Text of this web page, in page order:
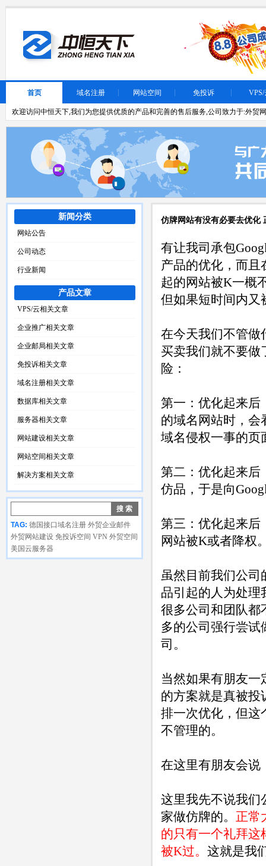
首页 域名注册 网站空间 免投诉 VPS/
欢迎访问中恒天下,我们为您提供优质的产品和完善的售后服务,公司致力于:外贸
新闻分类
网站公告
公司动态
行业新闻
产品文章
VPS/云相关文章
企业推广相关文章
企业邮局相关文章
免投诉相关文章
域名注册相关文章
数据库相关文章
服务器相关文章
网站建设相关文章
网站空间相关文章
解决方案相关文章
TAG: 德国接口域名注册 外贸企业邮件
外贸网站建设 免投诉空间 VPN 外贸空间
美国云服务器
仿牌网站有没有必要去优化
有让我司承包
产品的优化，而且
起的网站被K一概
但如果短时间内又
在今天我们不管做
买卖我们就不要做
险：
第一：优化起来后
的域名网站时，会
域名侵权一事的页
第二：优化起来后
仿品，于是向
第三：优化起来后
网站被K或者降权
虽然目前我们公司
品引起的人为处理
很多公司和团队都
多的公司强行尝试
司。
当然如果有朋友
的方案就是真被投
排一次优化，但这
不管理的。
在这里有朋友会说
这里我先不说我们
家做仿牌的。 正常
的只有一个礼拜这
被K过。 这就是我